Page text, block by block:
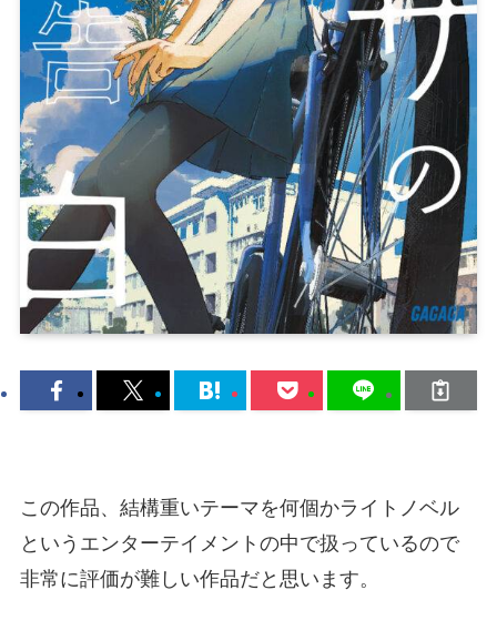
この作品、結構重いテーマを何個かライトノベル
というエンターテイメントの中で扱っているので
非常に評価が難しい作品だと思います。